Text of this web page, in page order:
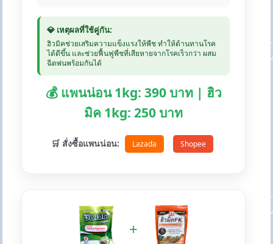
💎 เหตุผลที่ใช้คู่กัน:
ฮิวมิคช่วยเสริมความแข็งแรงให้พืช ทำให้ต้านทานโรค
ได้ดีขึ้น และช่วยฟื้นฟูพืชที่เสียหายจากโรคเร็วกว่า ผสม
ฉีดพ่นพร้อมกันได้
💰 แพนน่อน 1kg: 390 บาท | ฮิว
มิค 1kg: 250 บาท
🛒 สั่งซื้อแพนน่อน: Lazada Shopee
+